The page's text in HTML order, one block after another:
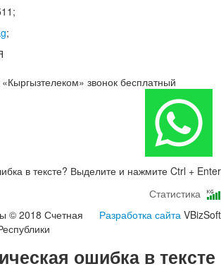
;
звонок бесплатный
в тексте? Выделите и нажмите Ctrl + Enter
Статистика
© 2018 Счетная
Разработка сайтаVBizSoft
ошибка в тексте